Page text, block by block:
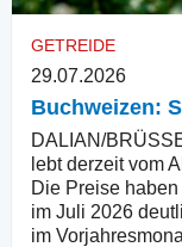
GETREIDE
29.07.2026
Buchweizen:
DALIAN/
lebt derzeit vom
Die Preise
im Juli 2026
im